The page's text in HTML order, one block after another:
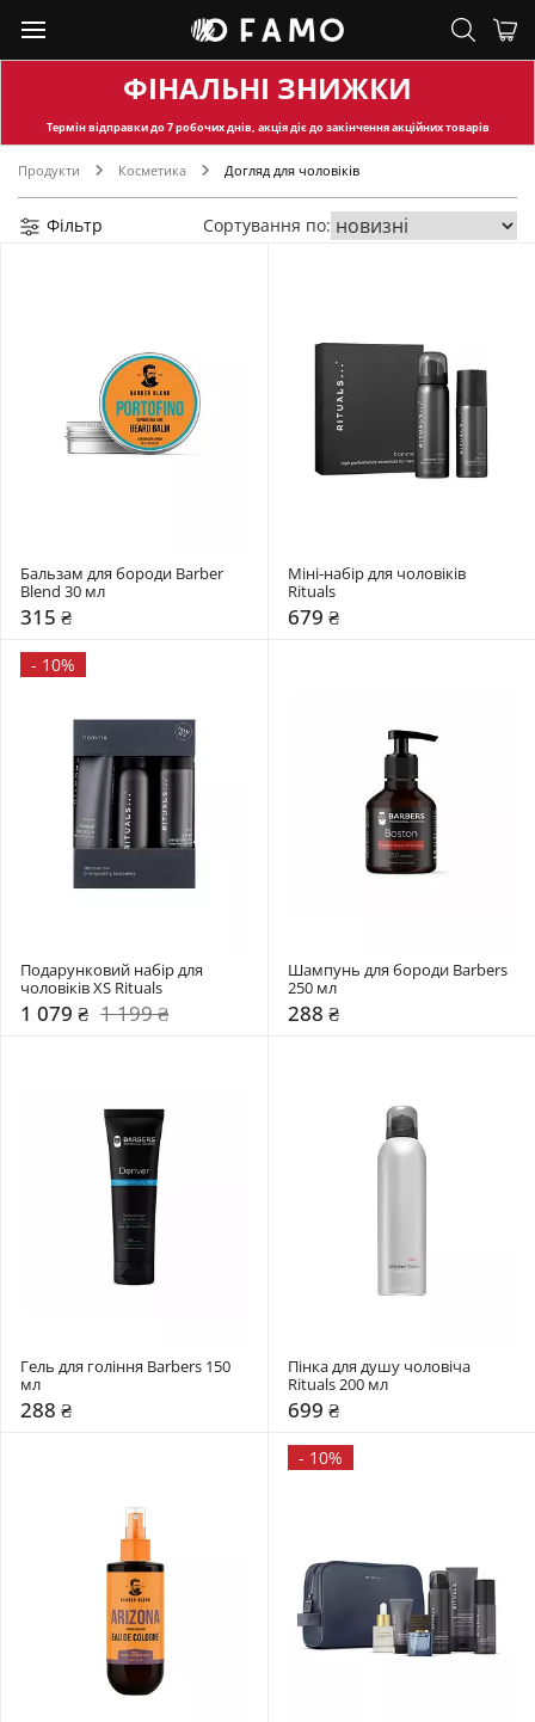
ФІНАЛЬНІ ЗНИЖКИ
Термін відправкидо 7 робочих днів, акція діє до закінчення акційних товарів
Продукти Косметика Догляд для чоловіків
Фільтр Сортування по:
Бальзам для бороди Barber
Blend 30 мл
315 ₴
Міні-набір для чоловіків
Rituals
679 ₴
- 10%
Подарунковий набір для
чоловіків XS Rituals
1 079 ₴ 1 199 ₴
Шампунь для бороди Barbers
250 мл
288 ₴
Гель для гоління Barbers 150
мл
288 ₴
Пінка для душу чоловіча
Rituals 200 мл
699 ₴
- 10%